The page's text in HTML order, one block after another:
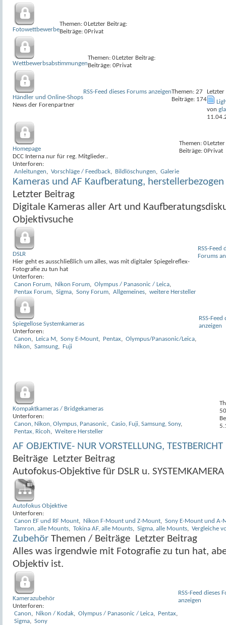
Fotowettbewerbe
Themen: 0
Beiträge: 0
Letzter Beitrag:
Privat
Wettbewerbsabstimmungen
Themen: 0
Beiträge: 0
Letzter Beitrag:
Privat
Händler und Online-Shops
News der Forenpartner
RSS-Feed dieses Forums anzeigenThemen: 27
Beiträge: 174
Letzter
von
Homepage
DCC Interna nur für reg. Mitglieder..
Unterforen:
Anleitungen, Vorschläge / Feedback, Bildlöschungen, Galerie
Themen: 0
Beiträge: 0Privat
Kameras und AF Kaufberatung, herstellerbezogen
Letzter Beitrag
Digitale Kameras aller Art und
Objektivsuche
DSLR
Hier geht es ausschließlich um alles, was mit digitaler Spiegelreflex-
Fotografie zu tun hat
Unterforen:
Canon Forum, Nikon Forum, Olympus / Panasonic / Leica,
Pentax Forum, Sigma, Sony Forum, Allgemeines, weitere Hersteller
RSS-Feed
Forums
Spiegellose Systemkameras
Unterforen:
Canon, Leica M, Sony E-Mount, Pentax, Olympus/Panasonic/Leica,
Nikon, Samsung, Fuji
RSS-
anzeigen
Kompaktkameras / Bridgekameras
Unterforen:
Canon, Nikon, Olympus, Panasonic, Casio, Fuji, Samsung, Sony,
Pentax, Ricoh, Weitere Hersteller
AF OBJEKTIVE- NUR VORSTELLUNG,
Beiträge
Letzter Beitrag
Autofokus-Objektive für DSLR u. SYSTEMKAMERA
Autofokus Objektive
Unterforen:
Canon EF und RF Mount, Nikon F-Mount und Z-Mount, Sony E-Mount und A-
Tamron, alle Mounts, Tokina AF, alle Mounts, Sigma, alle Mounts, Vergleiche
Zubehör Themen / Beiträge
Letzter Beitrag
Alles was irgendwie mit Fotografie zu tun hat,
Objektiv ist.
Kamerazubehör
Unterforen:
Canon, Nikon / Kodak, Olympus / Panasonic / Leica, Pentax,
Sigma, Sony
RSS-Feed dieses
anzeigen